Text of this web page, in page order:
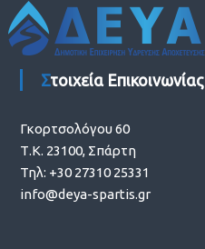
Στοιχεία Επικοινωνίας
Γκορτσολόγου 60
Τ.Κ. 23100, Σπάρτη
Τηλ: +30 27310 25331
info@deya-spartis.gr